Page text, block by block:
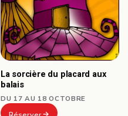
La sorcière du placard aux
balais
DU 17 AU 18 OCTOBRE